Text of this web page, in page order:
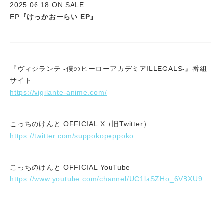
2025.06.18 ON SALE
EP 『けっかおーらい EP』
『ヴィジランテ -僕のヒーローアカデミアILLEGALS-』番組
サイト
https://vigilante-anime.com/
こっちのけんと OFFICIAL X（旧Twitter）
https://twitter.com/suppokopeppoko
こっちのけんと OFFICIAL YouTube
https://www.youtube.com/channel/UC1laSZHo_6VBXU9FmfGNwFA